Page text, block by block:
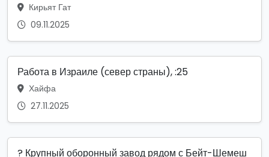
Кирьят Гат
09.11.2025
Работа в Израиле (север страны), :25
Хайфа
27.11.2025
? Крупный оборонный завод рядом с Бейт-Шемеш